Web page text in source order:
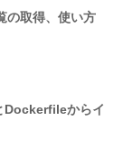
の取得、使い方
からイ